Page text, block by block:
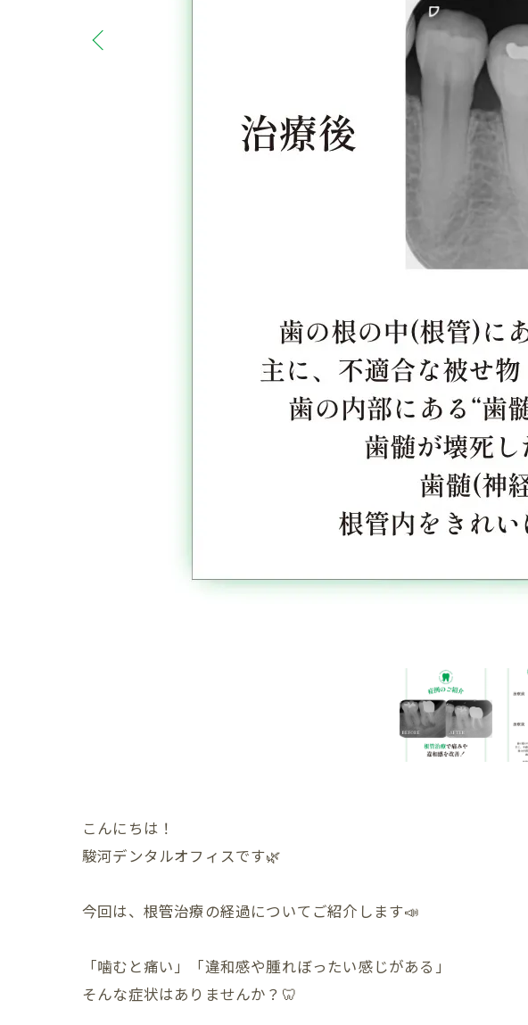
こんにちは！
駿河デンタルオフィスです🌿
今回は、根管治療の経過についてご紹介します📣
「噛むと痛い」「違和感や腫れぼったい感じがある」
そんな症状はありませんか？🦷